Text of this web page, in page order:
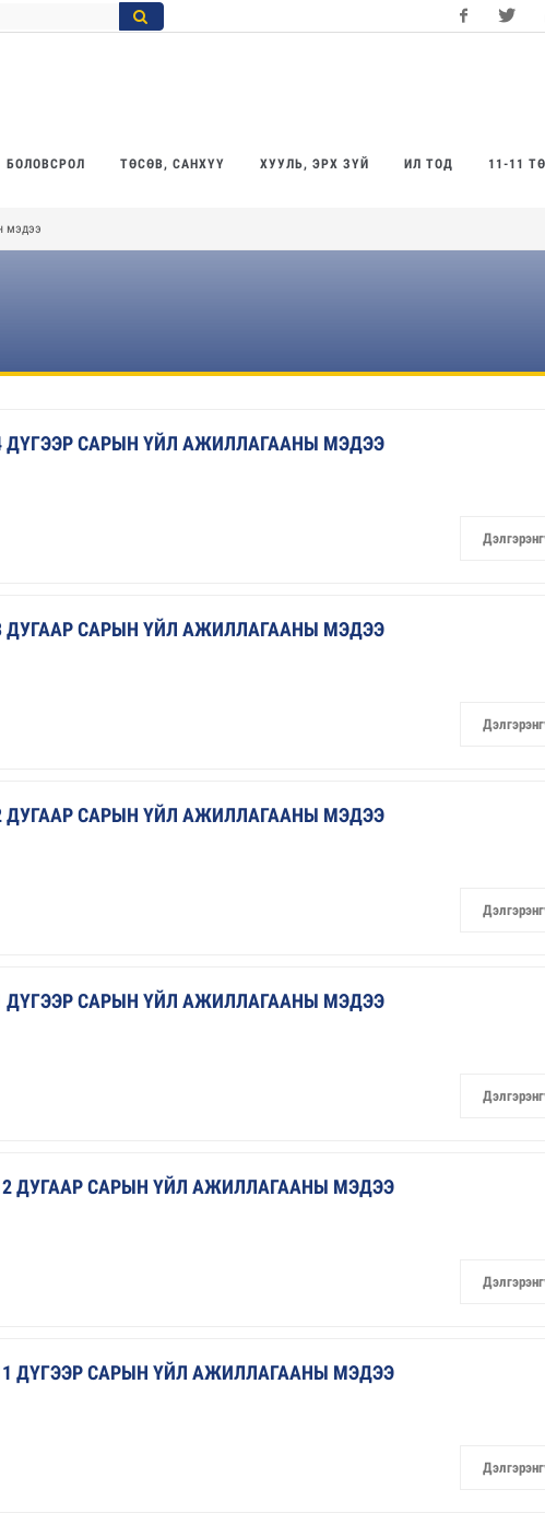
БОЛОВСРОЛ ТӨСӨВ, САНХҮҮ ХУУЛЬ, ЭРХ ЗҮЙ ИЛ ТОД 11-11
мэдээ
САРЫН ҮЙЛ АЖИЛЛАГААНЫ МЭДЭЭ
САРЫН ҮЙЛ АЖИЛЛАГААНЫ МЭДЭЭ
САРЫН ҮЙЛ АЖИЛЛАГААНЫ МЭДЭЭ
САРЫН ҮЙЛ АЖИЛЛАГААНЫ МЭДЭЭ
ДУГААР САРЫН ҮЙЛ АЖИЛЛАГААНЫ МЭДЭЭ
ДҮГЭЭР САРЫН ҮЙЛ АЖИЛЛАГААНЫ МЭДЭЭ